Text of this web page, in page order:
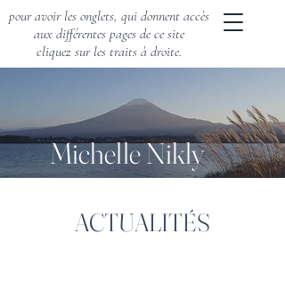
pour avoir les onglets, qui donnent accès
aux différentes pages de ce site
cliquez sur les traits à droite.
Michelle Nikly
ACTUALITÉS